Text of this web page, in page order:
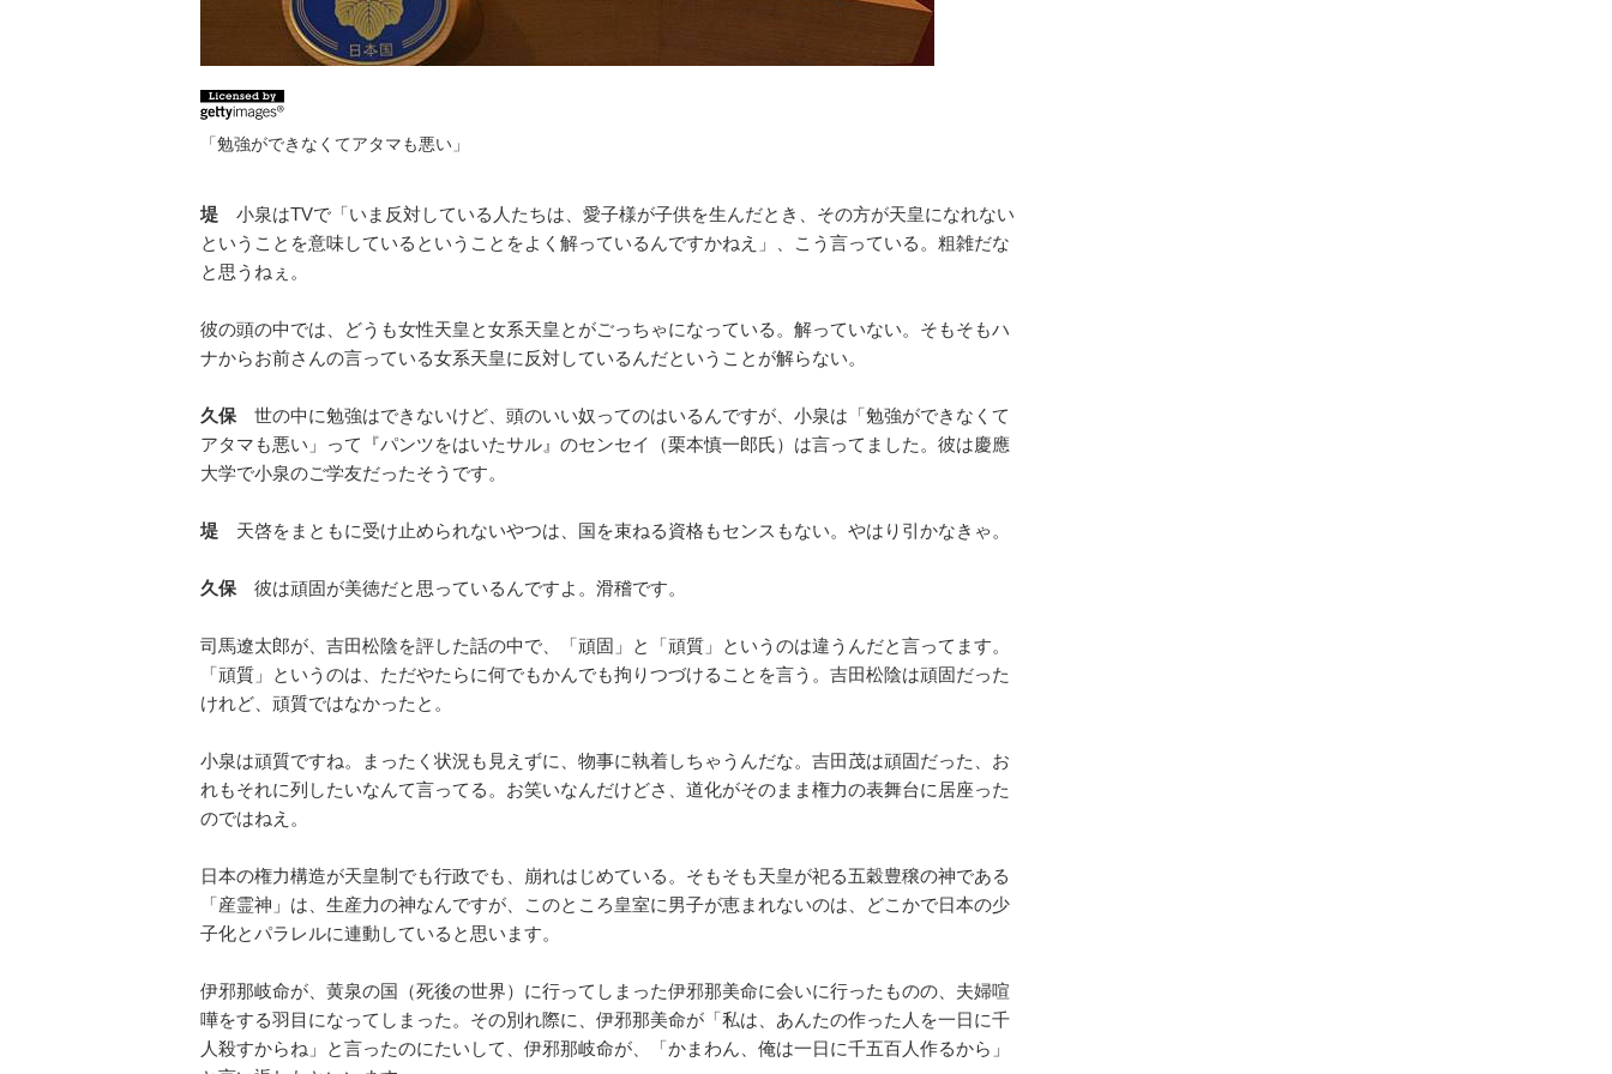
「勉強ができなくてアタマも悪い」
堤 小泉はTVで「いま反対している人たちは、愛子様が子供を生んだとき、その方が天皇になれない
ということを意味しているということをよく解っているんですかねえ」、こう言っている。粗雑だな
と思うねぇ。
彼の頭の中では、どうも女性天皇と女系天皇とがごっちゃになっている。解っていない。そもそもハ
ナからお前さんの言っている女系天皇に反対しているんだということが解らない。
久保 世の中に勉強はできないけど、頭のいい奴ってのはいるんですが、小泉は「勉強ができなくて
アタマも悪い」って『パンツをはいたサル』のセンセイ（栗本慎一郎氏）は言ってました。彼は慶應
大学で小泉のご学友だったそうです。
堤 天啓をまともに受け止められないやつは、国を束ねる資格もセンスもない。やはり引かなきゃ。
久保 彼は頑固が美徳だと思っているんですよ。滑稽です。
司馬遼太郎が、吉田松陰を評した話の中で、「頑固」と「頑質」というのは違うんだと言ってます。
「頑質」というのは、ただやたらに何でもかんでも拘りつづけることを言う。吉田松陰は頑固だった
けれど、頑質ではなかったと。
小泉は頑質ですね。まったく状況も見えずに、物事に執着しちゃうんだな。吉田茂は頑固だった、お
れもそれに列したいなんて言ってる。お笑いなんだけどさ、道化がそのまま権力の表舞台に居座った
のではねえ。
日本の権力構造が天皇制でも行政でも、崩れはじめている。そもそも天皇が祀る五穀豊穣の神である
「産霊神」は、生産力の神なんですが、このところ皇室に男子が恵まれないのは、どこかで日本の少
子化とパラレルに連動していると思います。
伊邪那岐命が、黄泉の国（死後の世界）に行ってしまった伊邪那美命に会いに行ったものの、夫婦喧
嘩をする羽目になってしまった。その別れ際に、伊邪那美命が「私は、あんたの作った人を一日に千
人殺すからね」と言ったのにたいして、伊邪那岐命が、「かまわん、俺は一日に千五百人作るから」